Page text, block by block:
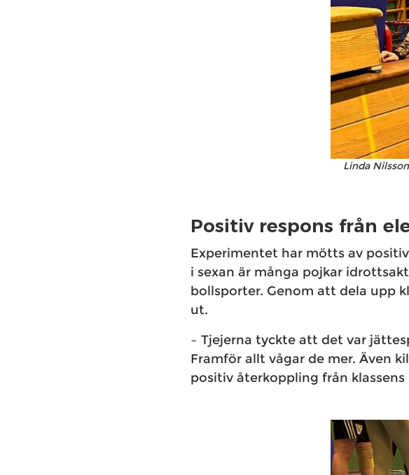
Linda
Positiv respons från
Experimentet har mötts av
i sexan är många pojkar
bollsporter. Genom att dela upp
ut.
– Tjejerna tyckte att det var
Framför allt vågar de mer. Även
positiv återkoppling från